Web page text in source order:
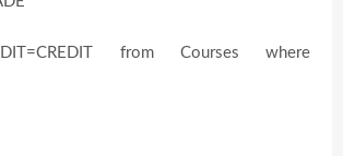
from Courses where